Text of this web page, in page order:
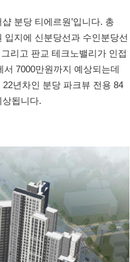
분당 티에르원’입니다. 총
입지에 신분당선과 수인분당선
리고 판교 테크노밸리가 인접
7000만원까지 예상되는데
년차인 분당 파크뷰 전용 84
됩니다.